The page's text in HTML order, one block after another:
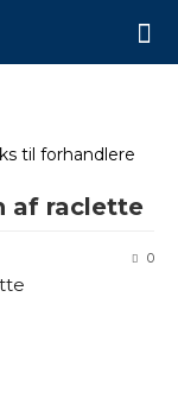
til forhandlere
af raclette
0